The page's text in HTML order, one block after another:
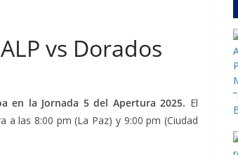
vs Dorados
en la Jornada 5 del Apertura 2025. El
a las 8:00 pm (La Paz) y 9:00 pm (Ciudad